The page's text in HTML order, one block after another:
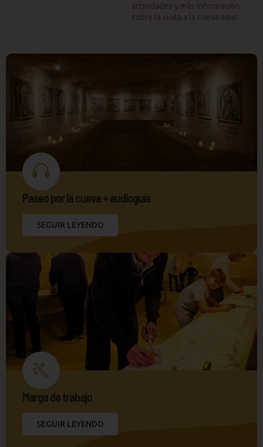
actividades y más información
sobre la visita a la cueva aquí:
Paseo por la cueva + audioguía
SEGUIR LEYENDO
Marga de trabajo
SEGUIR LEYENDO